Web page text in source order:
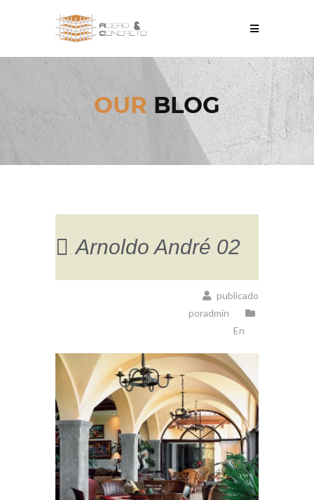
OUR BLOG
Arnoldo André 02
publicado
poradmin
En